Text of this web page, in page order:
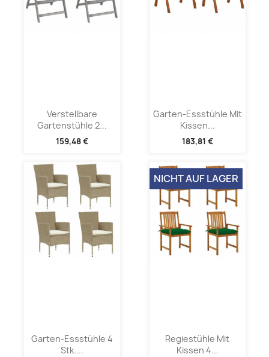
Verstellbare
Gartenstühle 2...
159,48 €
Garten-Essstühle Mit
Kissen...
183,81 €
Garten-Essstühle 4
Stk....
Regiestühle Mit
Kissen 4...
NICHT AUF LAGER